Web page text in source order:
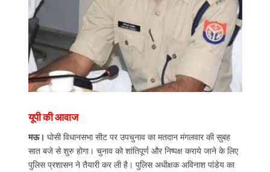
यूपी की आवाज
मऊ। घोसी विधानसभा सीट पर उपचुनाव का मतदान मंगलवार की सुबह
सात बजे से शुरु होगा। चुनाव को शांतिपूर्ण और निष्पक्ष कराये जाने के लिए
पुलिस प्रशासन ने तैयारी कर ली है। पुलिस अधीक्षक अविनाश पांडेय का